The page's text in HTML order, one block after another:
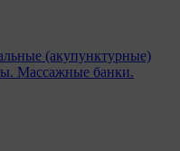
(акупунктурные)
Массажные банки.